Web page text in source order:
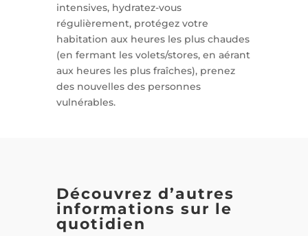
intensives, hydratez-vous
régulièrement, protégez votre
habitation aux heures les plus chaudes
(en fermant les volets/stores, en aérant
aux heures les plus fraîches), prenez
des nouvelles des personnes
vulnérables.
Découvrez d’autres
informations sur le
quotidien